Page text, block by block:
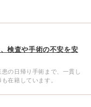
検査や手術の不安を安
の日帰り手術まで、一貫し
在籍しています。